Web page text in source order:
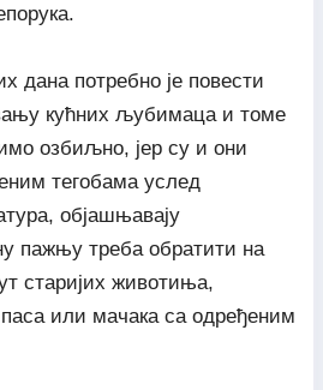
дана потребно је повести
кућних љубимаца и томе
озбиљно, јер су и они
тегобама услед
објашњавају
пажњу треба обратити на
старијих животиња,
или мачака са одређеним